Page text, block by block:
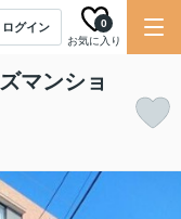
ログイン
お気に入り
0
マンショ